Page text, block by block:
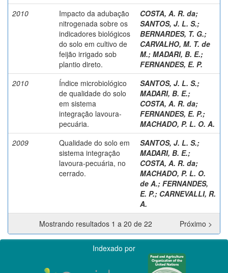
2010
Impacto da adubação
nitrogenada sobre os
indicadores biológicos
do solo em cultivo de
feijão irrigado sob
plantio direto.
COSTA, A. R. da;
SANTOS, J. L. S.;
BERNARDES, T. G.;
CARVALHO, M. T. de
M.; MADARI, B. E.;
FERNANDES, E. P.
2010
Índice microbiológico
de qualidade do solo
em sistema
integração lavoura-
pecuária.
SANTOS, J. L. S.;
MADARI, B. E.;
COSTA, A. R. da;
FERNANDES, E. P.;
MACHADO, P. L. O. A.
2009
Qualidade do solo em
sistema integração
lavoura-pecuária, no
cerrado.
SANTOS, J. L. S.;
MADARI, B. E.;
COSTA, A. R. da;
MACHADO, P. L. O.
de A.; FERNANDES,
E. P.; CARNEVALLI, R.
A.
Mostrando resultados 1 a 20 de 22
Próximo >
Indexado por